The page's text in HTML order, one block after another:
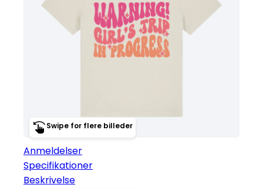
Swipe for flere billeder
Anmeldelser
Specifikationer
Beskrivelse